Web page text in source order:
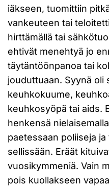
iäkseen, tuomittiin
vankeuteen tai
hirttämällä tai
ehtivät menehtyä jo
täytäntöönpanoa tai
jouduttuaan. Syynä oli
keuhkokuume,
keuhkosyöpä tai aids.
henkensä
paetessaan poliiseja
sellissään. Eräät
vuosikymmeniä. Vain
pois kuollakseen